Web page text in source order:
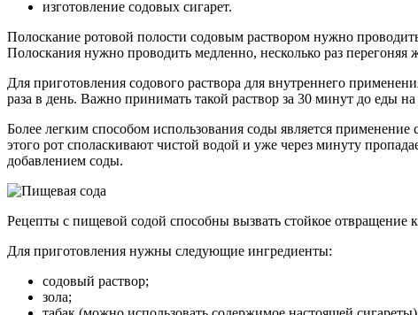
изготовление содовых сигарет.
Полоскание ротовой полости содовым раствором нужно
Полоскания нужно проводить медленно, несколько раз перегоняя
Для приготовления содового раствора для внутреннего
раза в день. Важно принимать такой раствор за 30 минут до еды
Более легким способом использования соды является
этого рот споласкивают чистой водой и уже через минуту
добавлением соды.
Рецепты с пищевой содой способны вызвать стойкое отвращение
Для приготовления нужны следующие ингредиенты:
содовый раствор;
зола;